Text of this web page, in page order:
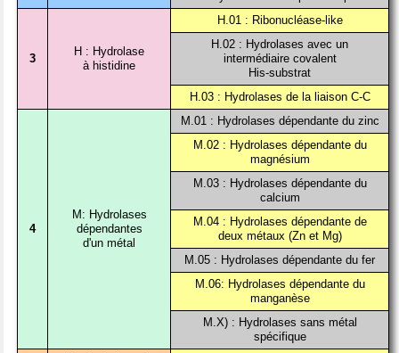
3
H : Hydrolase
à histidine
H.01 : Ribonucléase-like
H.02 : Hydrolases avec un
intermédiaire covalent
His-substrat
H.03 : Hydrolases de la liaison C-C
4
M: Hydrolases
dépendantes
d'un métal
M.01 : Hydrolases dépendante du zinc
M.02 : Hydrolases dépendante du
magnésium
M.03 : Hydrolases dépendante du
calcium
M.04 : Hydrolases dépendante de
deux métaux (Zn et Mg)
M.05 : Hydrolases dépendante du fer
M.06: Hydrolases dépendante du
manganèse
M.X) : Hydrolases sans métal
spécifique